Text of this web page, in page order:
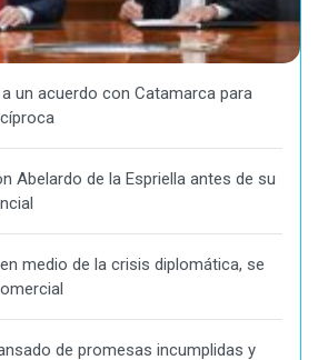
un acuerdo con Catamarca para
Abelardo de la Espriella antes de su
medio de la crisis diplomática, se
de promesas incumplidas y